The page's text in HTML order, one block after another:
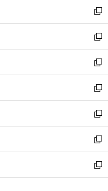
く
ド
ウ
で
開
く
ィ
ン
ド
ウ
で
開
く
い
ウ
ィ
ン
ド
ウ
で
開
く
新
し
い
ウ
ィ
ン
ド
ウ
で
開
く
新
し
い
ウ
ィ
ン
ド
ウ
で
開
く
新
し
い
ウ
ィ
ン
ド
ウ
で
開
新
し
い
ウ
ィ
ン
ド
ウ
新
し
い
ウ
ィ
ン
新
し
い
ウ
新
し